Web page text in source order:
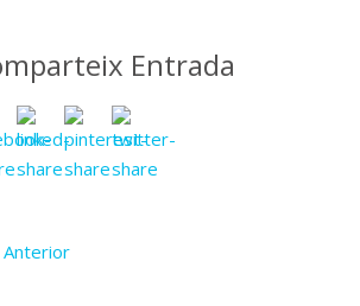
Entrada
Anterior